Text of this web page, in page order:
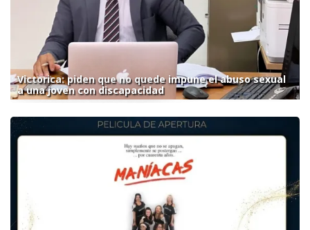
Victorica: piden que no quede impune el abuso sexual
a una joven con discapacidad